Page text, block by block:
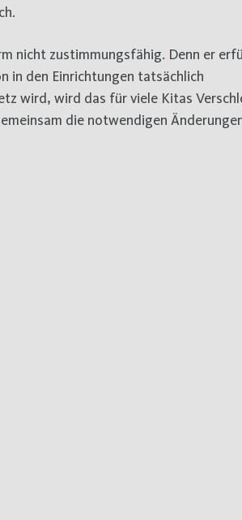
nicht zustimmungsfähig. Denn er
in den Einrichtungen tatsächlich
wird, wird das für viele Kitas
die notwendigen